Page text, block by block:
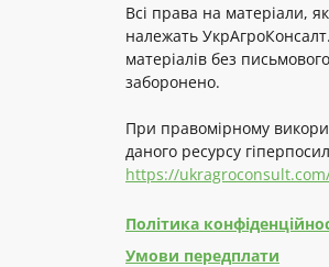
Всі права на матеріали,
належать
матеріалів без
заборонено.
При правомірному
даного ресурсу
https://
Політика
Умови передплати